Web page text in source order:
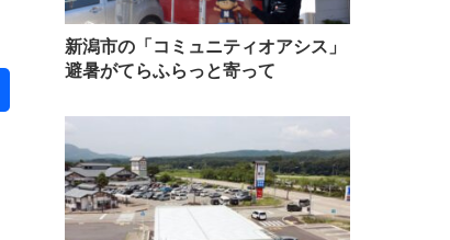
新潟市の「コミュニティオアシス」
避暑がてらふらっと寄って